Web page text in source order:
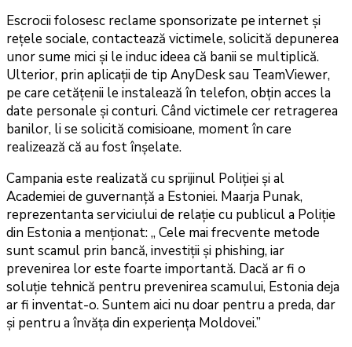
Escrocii folosesc reclame sponsorizate pe internet și
rețele sociale, contactează victimele, solicită depunerea
unor sume mici și le induc ideea că banii se multiplică.
Ulterior, prin aplicații de tip AnyDesk sau TeamViewer,
pe care cetățenii le instalează în telefon, obțin acces la
date personale și conturi. Când victimele cer retragerea
banilor, li se solicită comisioane, moment în care
realizează că au fost înșelate.
Campania este realizată cu sprijinul Poliției și al
Academiei de guvernanță a Estoniei. Maarja Punak,
reprezentanta serviciului de relație cu publicul a Poliție
din Estonia a menționat: „ Cele mai frecvente metode
sunt scamul prin bancă, investiții și phishing, iar
prevenirea lor este foarte importantă. Dacă ar fi o
soluție tehnică pentru prevenirea scamului, Estonia deja
ar fi inventat-o. Suntem aici nu doar pentru a preda, dar
și pentru a învăța din experiența Moldovei.”